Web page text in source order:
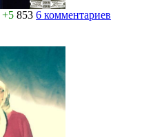
+5 853 6 комментариев